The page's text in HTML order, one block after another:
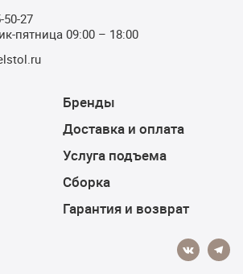
50-27
пятница 09:00 – 18:00
Бренды
Доставка и оплата
Услуга подъема
Сборка
Гарантия и возврат